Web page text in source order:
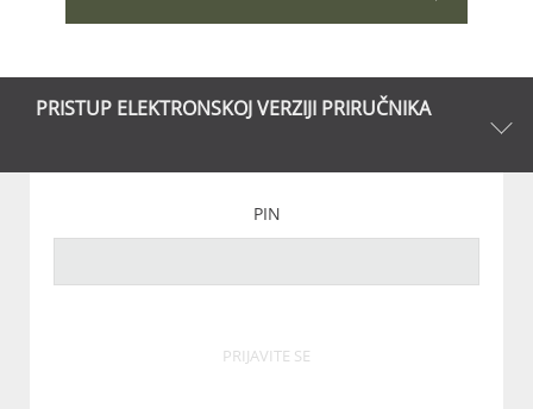
PRISTUP ELEKTRONSKOJ VERZIJI PRIRUČNIKA
PIN
PRIJAVITE SE